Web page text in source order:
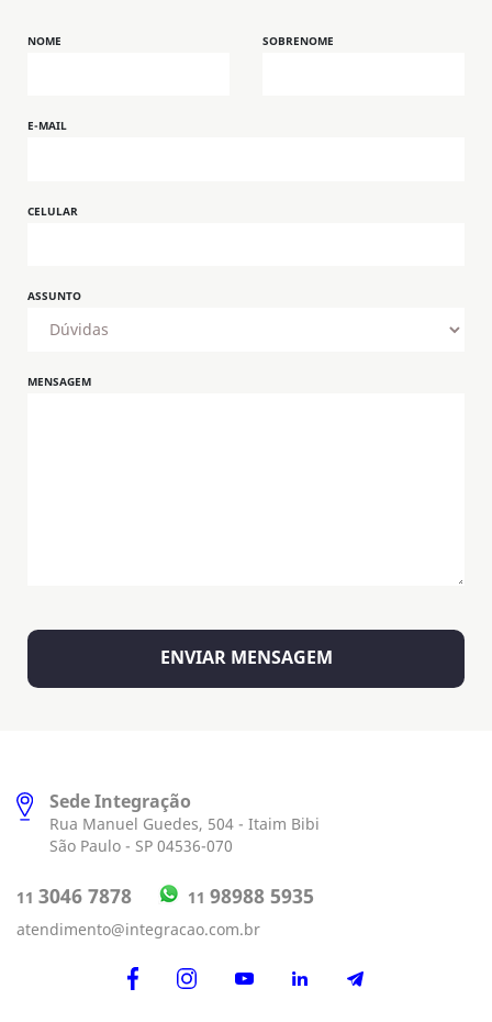
NOME SOBRENOME
E-MAIL
CELULAR
ASSUNTO
MENSAGEM
Sede Integração
Rua Manuel Guedes, 504 - Itaim Bibi
São Paulo - SP 04536-070
11 3046 7878 11 98988 5935
atendimento@integracao.com.br